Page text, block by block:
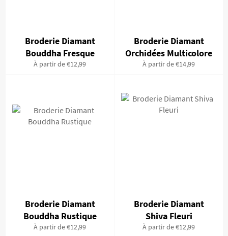
Broderie Diamant
Bouddha Fresque
À partir de €12,99
Broderie Diamant
Orchidées Multicolore
À partir de €14,99
Broderie Diamant
Bouddha Rustique
À partir de €12,99
Broderie Diamant
Shiva Fleuri
À partir de €12,99